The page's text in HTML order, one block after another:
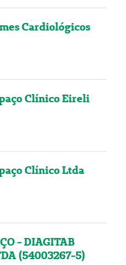
Cardiológicos
Clínico Eireli
Clínico Ltda
- DIAGITAB
(54003267-5)